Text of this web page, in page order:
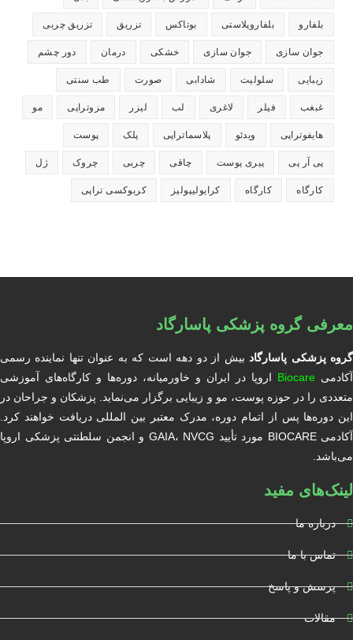
بلفارو بلفاروپلاستی بوتاکس تزریق تزریق چربی
جوان سازی جوان سازی خشکی درمان دور چشم
زیبایی سلولیت شادابی صورت طب سنتی
غبغب فیلر لاغری لب لیزر مزوتراپی مو
هایفوتراپی ویدئو پلاسماتراپی پلک پوست
پی آر پی پیری پوست چاقی چربی چروک ژل
کارگاه کارگاه کرایولیپولیز کربوکسی تراپی
معرفی گروه پزشکی پاسارگاد
گروه پزشکی پاسارگادبیش از دو دهه است که به عنوان تنها نماینده رسمی
آکادمی Biocare اروپا در ایران و خاورمیانه، دوره‌ها و کارگاه‌های آموزشی
متعددی را در حوزه پوست، مو و زیبایی برگزار می‌نماید. پزشکان و جراحان در
این دوره‌ها پس از اتمام دوره، مدرک معتبر بین المللی دریافت خواهند کرد.
آکادمی BIOCARE مورد تأیید GAIA، NVCG و انجمن سلطنتی پزشکی اروپا
می‌باشد.
لینک‌های مفید
درباره ما
تماس با ما
پرسش و پاسخ
مقالات